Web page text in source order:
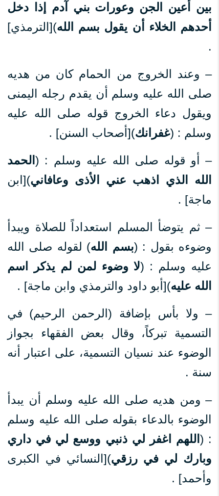
بين أعين الجن وعورات بني آدم إذا دخل
أحدهم الخلاء أن يقول بسم الله)[الترمذي]
.
– وعند الخروج من الحمام كان من هديه
صلى الله عليه وسلم أن يقدم رجله اليمنى
ويقول دعاء الخروج قوله صلى الله عليه
وسلم : (غفرانك)[أصحاب السنن] .
– أو قوله صلى الله عليه وسلم : ( الحمد
الله الذي اذهب عني الأذى وعافاني)[ابن
ماجة] .
– ثم يتوضأ المسلم استعداداً للصلاة ويبدأ
وضوءه بقول : (بسم الله) لقوله صلى الله
عليه وسلم : (لا وضوء لمن لم يذكر اسم
الله عليه)[أبو داود والترمذي وابن ماجة] .
– ولا بأس بإضافة (الرحمن الرحيم) في
التسمية تبركاً، وقال بعض الفقهاء بجواز
الوضوء عند نسيان التسمية، على اعتبار أنه
سنة .
– ومن هديه صلى الله عليه وسلم أن يبدأ
الوضوء بالدعاء بقوله صلى الله عليه وسلم
: ( اللهم اغفر لي ذنبي ووسع لي في داري
وبارك لي في رزقي)[النسائي في الكبرى
وأحمد] .